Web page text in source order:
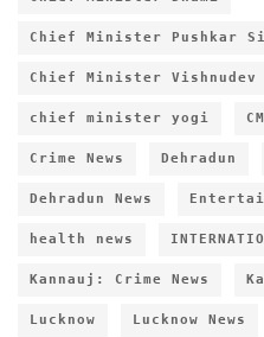
Chief Minister Pushkar
Chief Minister Vishnudev
chief minister yogi
Crime News Dehradun
Dehradun News
health news
Kannauj: Crime News
Lucknow Lucknow News